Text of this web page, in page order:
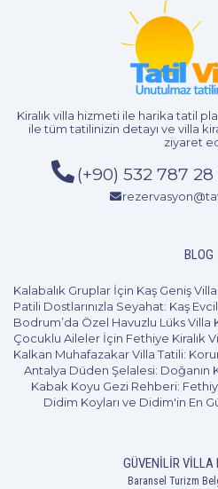
Kiralık villa hizmetiile harika tatil
ile tüm tatilinizin detayı ve villa
ziyaret
(+90) 532 787 28
BLOG
Kalabalık Gruplar İçin Kaş Geniş
Patili Dostlarınızla Seyahat: Kaş
Bodrum’da Özel Havuzlu Lüks
Çocuklu Aileler İçin Fethiye Kiralık
Kalkan Muhafazakar Villa Tatili:
Antalya Düden Şelalesi: Doğanın
Kabak Koyu Gezi Rehberi:
Didim Koyları ve Didim'in En
GÜVENILIR
Baransel Turizm